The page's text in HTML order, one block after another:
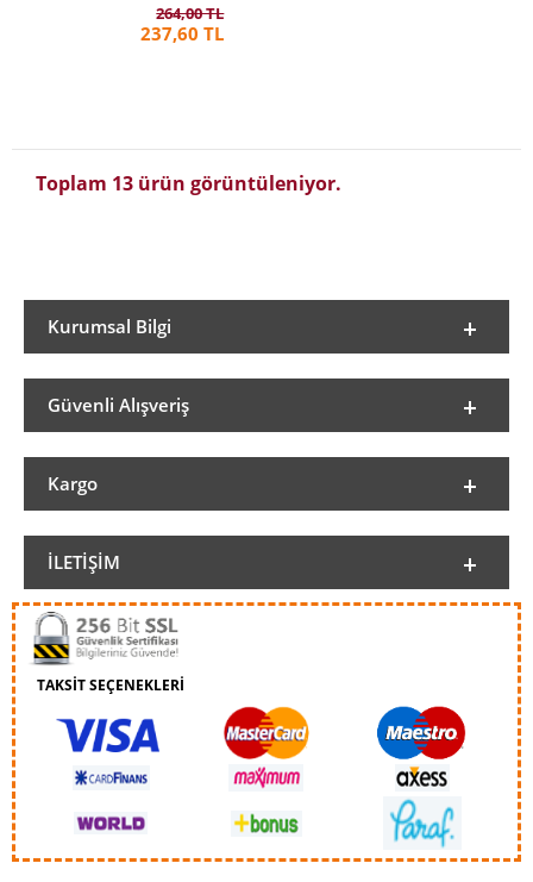
264,00 TL
237,60 TL
Toplam 13 ürün görüntüleniyor.
Kurumsal Bilgi
Güvenli Alışveriş
Kargo
İLETIŞIM
TAKSİT SEÇENEKLERİ